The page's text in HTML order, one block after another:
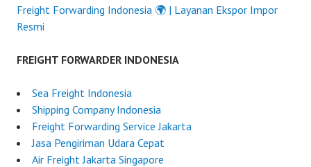
Freight Forwarding Indonesia 🌍 | Layanan Ekspor Impor
Resmi
FREIGHT FORWARDER INDONESIA
Sea Freight Indonesia
Shipping Company Indonesia
Freight Forwarding Service Jakarta
Jasa Pengiriman Udara Cepat
Air Freight Jakarta Singapore